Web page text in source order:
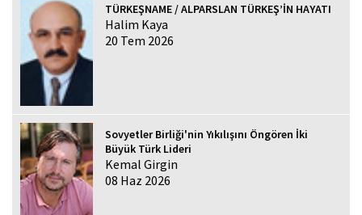
TÜRKEŞNAME / ALPARSLAN TÜRKEŞ’İN HAYATI
Halim Kaya
20 Tem 2026
Sovyetler Birliği'nin Yıkılışını Öngören İki
Büyük Türk Lideri
Kemal Girgin
08 Haz 2026